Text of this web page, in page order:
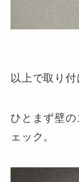
以上で取り付
ひとまず壁
ェック。